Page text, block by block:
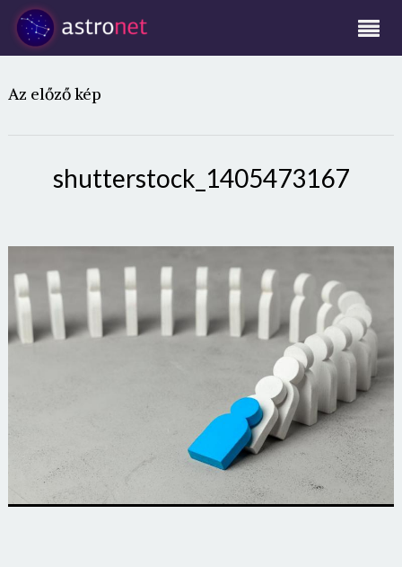
Az előző kép
shutterstock_1405473167